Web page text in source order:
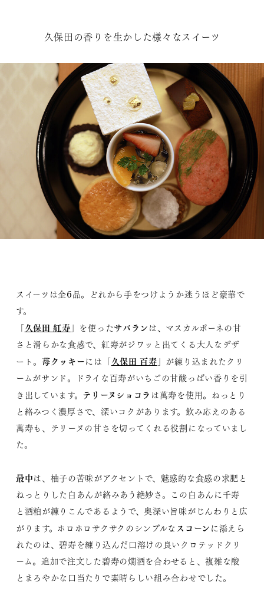
久保田の香りを生かした様々なスイーツ
スイーツは全6品。どれから手をつけようか迷うほど豪華で
す。
「久保田 紅寿 」を使ったサバラン は、マスカルポーネの甘
さと滑らかな食感で、紅寿がジワッと出てくる大人なデザ
ート。 苺クッキーには「久保田 百寿 」が練り込まれたクリ
ームがサンド。ドライな百寿がいちごの甘酸っぱい香りを引
き出しています。 テリーヌショコラ は萬寿を使用。ねっとり
と絡みつく濃厚さで、深いコクがあります。飲み応えのある
萬寿も、テリーヌの甘さを切ってくれる役割になっていまし
た。
最中は、柚子の苦味がアクセントで、魅惑的な食感の求肥と
ねっとりした白あんが絡みあう絶妙さ。この白あんに千寿
と酒粕が練りこんであるようで、奥深い旨味がじんわりと広
がります。ホロホロサクサクのシンプルな スコーン に添えら
れたのは、碧寿を練り込んだ口溶けの良いクロテッドクリ
ーム。追加で注文した碧寿の燗酒を合わせると、複雑な酸
とまろやかな口当たりで素晴らしい組み合わせでした。